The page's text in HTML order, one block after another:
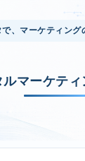
、マーケティング
マーケテ